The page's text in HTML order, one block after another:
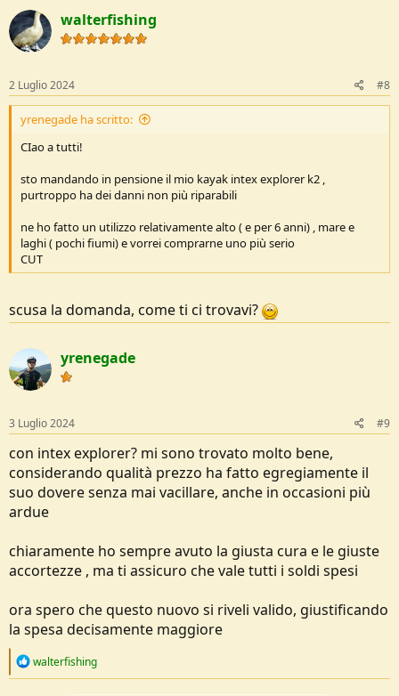
c
t
i
o
s
:
walterfishing
2 Luglio 2024 #8
yrenegade ha scritto:
CIao a tutti!
sto mandando in pensione il mio kayak intex explorer k2 ,
purtroppo ha dei danni non più riparabili
ne ho fatto un utilizzo relativamente alto ( e per 6 anni) , mare e
laghi ( pochi fiumi) e vorrei comprarne uno più serio
CUT
scusa la domanda, come ti ci trovavi?
yrenegade
3 Luglio 2024 #9
con intex explorer? mi sono trovato molto bene,
considerando qualità prezzo ha fatto egregiamente il
suo dovere senza mai vacillare, anche in occasioni più
ardue
chiaramente ho sempre avuto la giusta cura e le giuste
accortezze , ma ti assicuro che vale tutti i soldi spesi
ora spero che questo nuovo si riveli valido, giustificando
la spesa decisamente maggiore
R
walterfishing